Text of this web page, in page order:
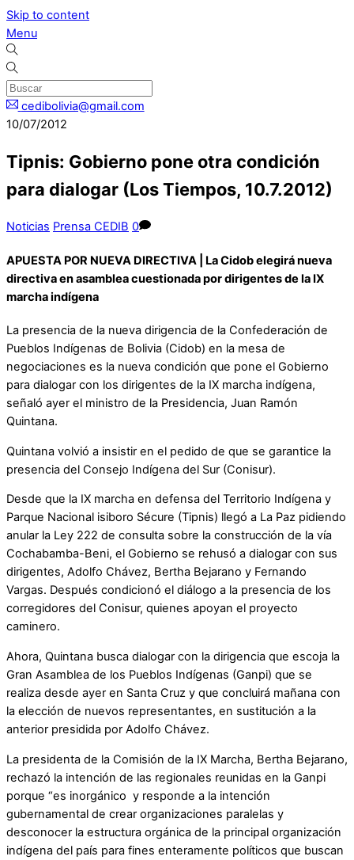
Skip to content
Menu
cedibolivia@gmail.com
10/07/2012
Tipnis: Gobierno pone otra condición
para dialogar (Los Tiempos, 10.7.2012)
Noticias Prensa CEDIB 0
APUESTA POR NUEVA DIRECTIVA | La Cidob elegirá nueva
directiva en asamblea cuestionada por dirigentes de la IX
marcha indígena
La presencia de la nueva dirigencia de la Confederación de
Pueblos Indígenas de Bolivia (Cidob) en la mesa de
negociaciones es la nueva condición que pone el Gobierno
para dialogar con los dirigentes de la IX marcha indígena,
señaló ayer el ministro de la Presidencia, Juan Ramón
Quintana.
Quintana volvió a insistir en el pedido de que se garantice la
presencia del Consejo Indígena del Sur (Conisur).
Desde que la IX marcha en defensa del Territorio Indígena y
Parque Nacional isiboro Sécure (Tipnis) llegó a La Paz pidiendo
anular la Ley 222 de consulta sobre la construcción de la vía
Cochabamba-Beni, el Gobierno se rehusó a dialogar con sus
dirigentes, Adolfo Chávez, Bertha Bejarano y Fernando
Vargas. Después condicionó el diálogo a la presencia de los
corregidores del Conisur, quienes apoyan el proyecto
caminero.
Ahora, Quintana busca dialogar con la dirigencia que escoja la
Gran Asamblea de los Pueblos Indígenas (Ganpi) que se
realiza desde ayer en Santa Cruz y que concluirá mañana con
la elección de nuevos representantes, en sustitución a la
anterior presidida por Adolfo Chávez.
La presidenta de la Comisión de la IX Marcha, Bertha Bejarano,
rechazó la intención de las regionales reunidas en la Ganpi
porque “es inorgánico y responde a la intención
gubernamental de crear organizaciones paralelas y
desconocer la estructura orgánica de la principal organización
indígena del país para fines enteramente políticos que buscan